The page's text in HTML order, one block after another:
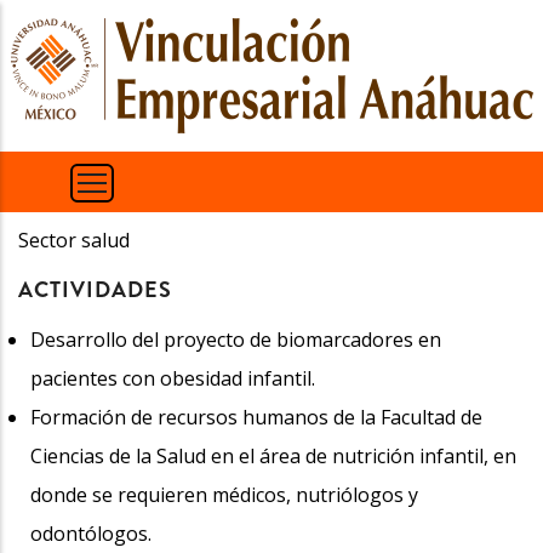
Pasar
al
contenido
principal
Sector salud
ACTIVIDADES
Desarrollo del proyecto de biomarcadores en
pacientes con obesidad infantil.
Formación de recursos humanos de la Facultad de
Ciencias de la Salud en el área de nutrición infantil, en
donde se requieren médicos, nutriólogos y
odontólogos.